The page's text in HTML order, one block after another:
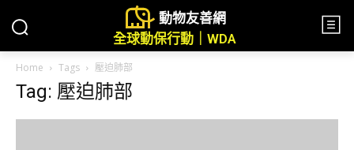
動物友善網
全球動保行動｜WDA
Home Tags 壓迫肺部
Tag: 壓迫肺部